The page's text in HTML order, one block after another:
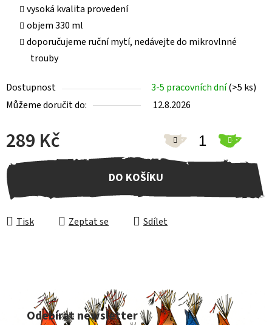
vysoká kvalita provedení
objem 330 ml
doporučujeme ruční mytí, nedávejte do mikrovlnné
trouby
Dostupnost 3-5 pracovních dní(>5 ks)
Můžeme doručit do:
12.8.2026
289 Kč
Měrná cena:
DO KOŠÍKU
Tisk Zeptat se Sdílet
Odebírat newsletter